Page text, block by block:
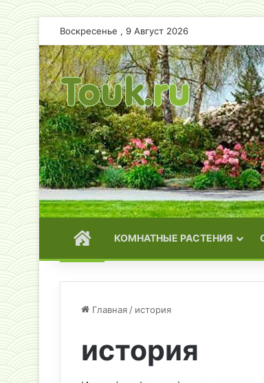
Воскресенье , 9 Август 2026
ГЛАВНАЯКОМНАТНЫЕ РАСТЕНИЯ
Главная / история
история